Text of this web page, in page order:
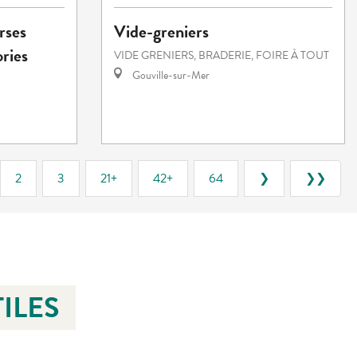
Vide-greniers
VIDE GRENIERS, BRADERIE, FOIRE À TOUT
Gouville-sur-Mer
2 3 21+ 42+ 64 ❯ ❯❯